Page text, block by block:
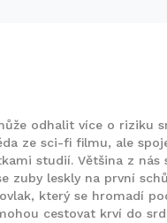
odhalit více o riziku
ze sci-fi filmu, ale
studií. Většina z nás
zuby leskly na první
který se hromadí
cestovat krví do